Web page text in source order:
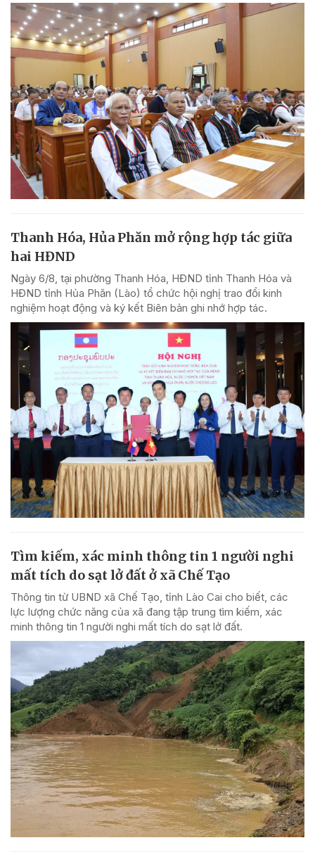
Thanh Hóa, Hủa Phăn mở rộng hợp tác giữa
hai HĐND
Ngày 6/8, tại phường Thanh Hóa, HĐND tỉnh Thanh Hóa và
HĐND tỉnh Hủa Phăn (Lào) tổ chức hội nghị trao đổi kinh
nghiệm hoạt động và ký kết Biên bản ghi nhớ hợp tác.
Tìm kiếm, xác minh thông tin 1 người nghi
mất tích do sạt lở đất ở xã Chế Tạo
Thông tin từ UBND xã Chế Tạo, tỉnh Lào Cai cho biết, các
lực lượng chức năng của xã đang tập trung tìm kiếm, xác
minh thông tin 1 người nghi mất tích do sạt lở đất.